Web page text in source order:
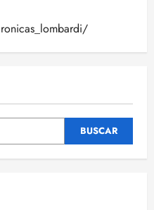
BUSCAR